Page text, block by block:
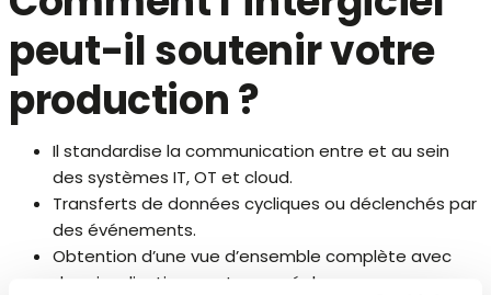
peut-il soutenir votre
production ?
Il standardise la communication entre et au sein
des systèmes IT, OT et cloud.
Transferts de données cycliques ou déclenchés par
des événements.
Obtention d’une vue d’ensemble complète avec
des visualisations en temps réel.